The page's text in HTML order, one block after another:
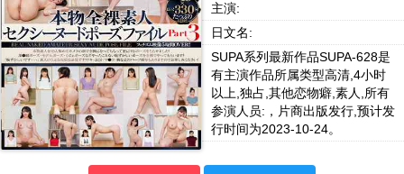
主演:
日文名:
SUPA系列最新作品SUPA-628是
有主演作品所属类型高清,4小时
以上,独占,其他恋物癖,素人,所有
参演人员:，片商出版发行,预计发
行时间为2023-10-24。